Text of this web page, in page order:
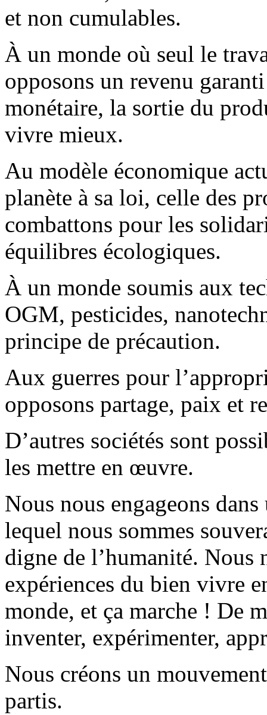
et non cumulables.
À un monde où seul le
opposons un revenu
monétaire, la sortie du
vivre mieux.
Au modèle économique
planète à sa loi, celle des
combattons pour les
équilibres écologiques.
À un monde soumis aux
OGM, pesticides,
principe de précaution.
Aux guerres pour
opposons partage, paix et
D’autres sociétés sont
les mettre en œuvre.
Nous nous engageons
lequel nous sommes
digne de l’humanité. Nous
expériences du bien vivre
monde, et ça marche ! De
inventer, expérimenter,
Nous créons un
partis.